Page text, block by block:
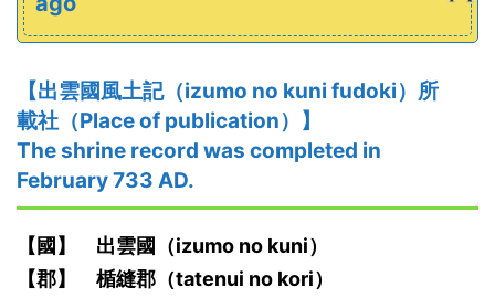
【出雲國風土記（izumo no kuni fudoki） 所
載社（Place of publication）】
The shrine record was completed in
February733 AD.
【國】 出雲國
（izumo no kuni）
【郡】 楯縫郡（tatenui no kori）